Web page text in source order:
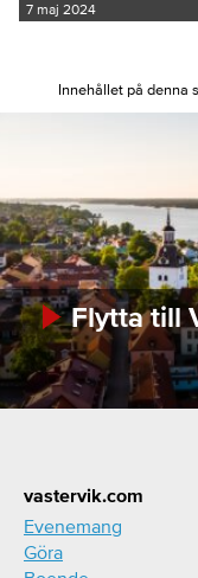
7 maj 2024
Innehållet på denna
Flytta till
Footer
vastervik.com
Evenemang
Göra